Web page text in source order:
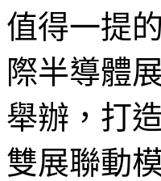
值得一提
際半導體
舉辦，打
雙展聯動